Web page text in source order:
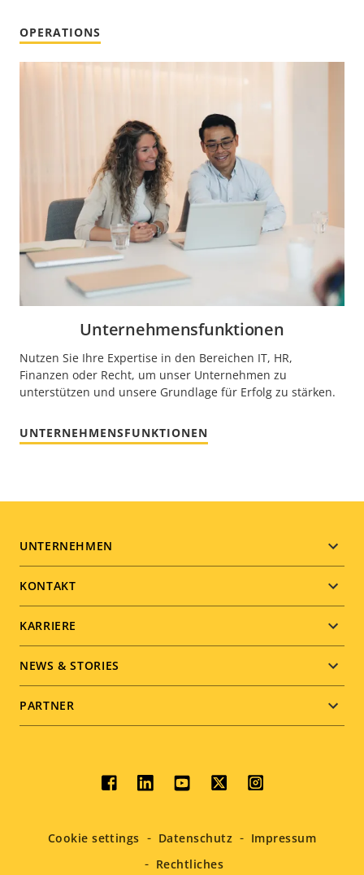
OPERATIONS
Unternehmensfunktionen
Nutzen Sie Ihre Expertise in den Bereichen IT, HR,
Finanzen oder Recht, um unser Unternehmen zu
unterstützen und unsere Grundlage für Erfolg zu stärken.
UNTERNEHMENSFUNKTIONEN
Footer
menu
UNTERNEHMEN
KONTAKT
KARRIERE
NEWS & STORIES
PARTNER
Social
menu
Cookie settings Datenschutz
Impressum
Rechtliches